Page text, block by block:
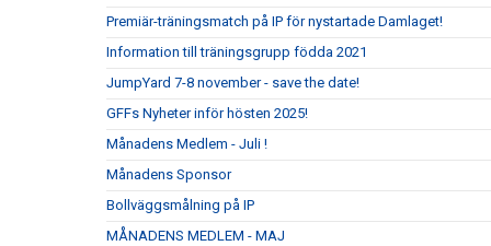
Premiär-träningsmatch på IP för nystartade Damlaget!
Information till träningsgrupp födda 2021
JumpYard 7-8 november - save the date!
GFFs Nyheter inför hösten 2025!
Månadens Medlem - Juli !
Månadens Sponsor
Bollväggsmålning på IP
MÅNADENS MEDLEM - MAJ